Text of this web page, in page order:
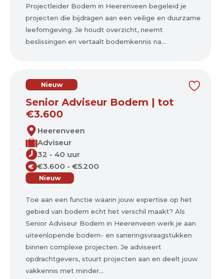
Projectleider Bodem in Heerenveen begeleid je
projecten die bijdragen aan een veilige en duurzame
leefomgeving. Je houdt overzicht, neemt
beslissingen en vertaalt bodemkennis na...
Nieuw
Senior Adviseur Bodem | tot
€3.600
Heerenveen
Adviseur
32 - 40 uur
€ €3.600 - €5.200
Nieuw
Toe aan een functie waarin jouw expertise op het
gebied van bodem echt het verschil maakt? Als
Senior Adviseur Bodem in Heerenveen werk je aan
uiteenlopende bodem- en saneringsvraagstukken
binnen complexe projecten. Je adviseert
opdrachtgevers, stuurt projecten aan en deelt jouw
vakkennis met minder...